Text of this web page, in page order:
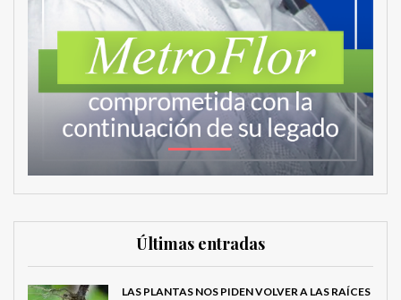
Últimas entradas
LAS PLANTAS NOS PIDEN VOLVER A LAS RAÍCES